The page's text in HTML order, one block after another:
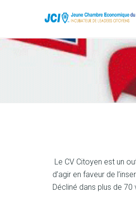
Le CV Citoyen est un
d’agir en faveur de
Décliné dans plus de